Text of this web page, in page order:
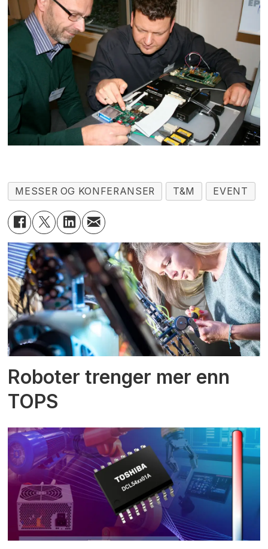
MESSER OG KONFERANSER T&M EVENT
Roboter trenger mer enn
TOPS